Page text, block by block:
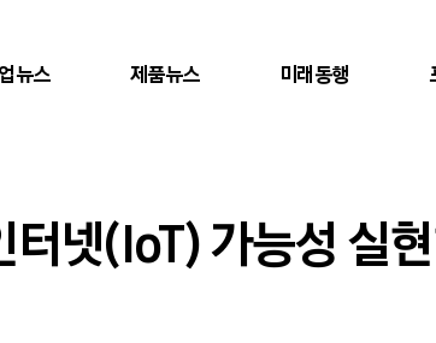
뉴스 제품뉴스 미래동행
터넷(IoT) 가능성 실